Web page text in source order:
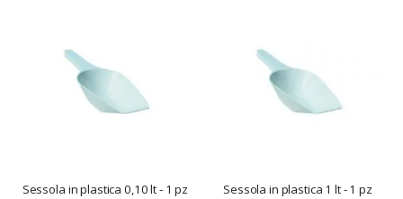
Sessola in plastica 0,10 lt - 1 pz Sessola in plastica 1 lt - 1 pz